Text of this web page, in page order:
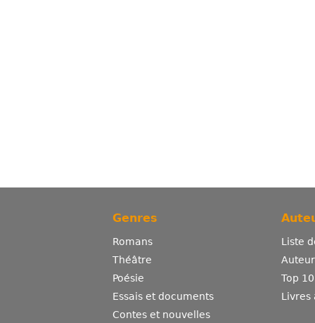
Genres
Romans
Théâtre
Poésie
Essais et documents
Contes et nouvelles
Liste
Top
Livres